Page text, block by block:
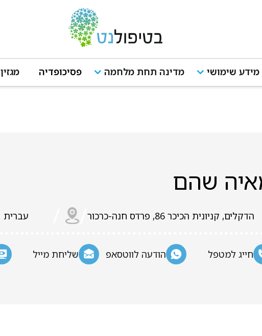
מידע שימושי מדינה תחת מלחמה פסיכופדיה מגזין
שהם
הדקלים, קניונית הכיכר 86, פרדס חנה-כרכור עברית
חייג למטפל הודעה לווטסאפ שליחת מייל